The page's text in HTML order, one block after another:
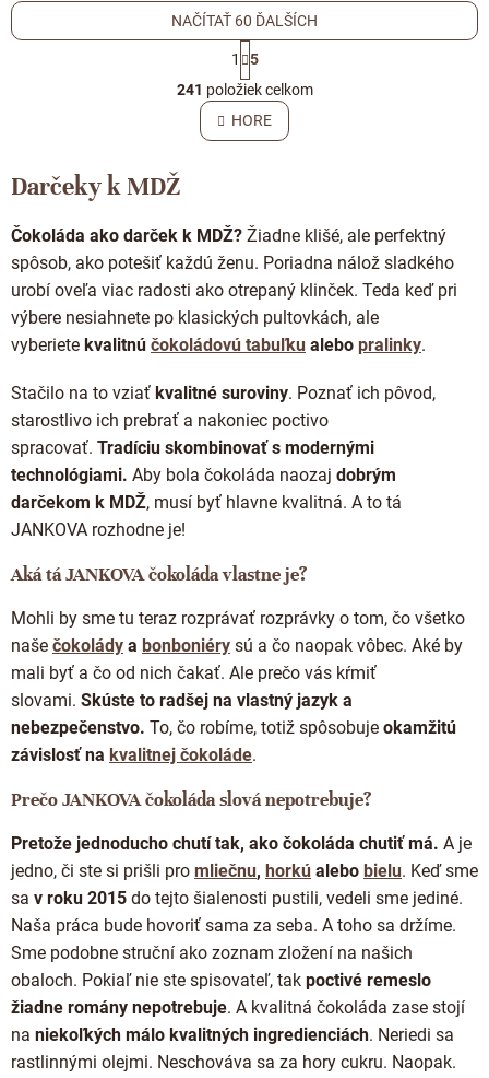
O
v
l
á
i
e
p
r
v
k
y
ý
p
i
s
u
NAČÍTAŤ 60 ĎALŠÍCH
S
t
r
á
n
k
i
1
5
241 položiek celkom
HORE
Darčeky k MDŽ
Čokoláda ako darček k MDŽ? Žiadne klišé, ale perfektný
spôsob, ako potešiť každú ženu. Poriadna nálož sladkého
urobí oveľa viac radosti ako otrepaný klinček. Teda keď pri
výbere nesiahnete po klasických pultovkách, ale
vyberiete kvalitnú čokoládovú tabuľku alebo pralinky.
Stačilo na to vziať kvalitné suroviny. Poznať ich pôvod,
starostlivo ich prebrať a nakoniec poctivo
spracovať. Tradíciu skombinovať s modernými
technológiami. Aby bola čokoláda naozaj dobrým
darčekom k MDŽ, musí byť hlavne kvalitná. A to tá
JANKOVA rozhodne je!
Aká tá JANKOVA čokoláda vlastne je?
Mohli by sme tu teraz rozprávať rozprávky o tom, čo všetko
naše čokolády a bonboniéry sú a čo naopak vôbec. Aké by
mali byť a čo od nich čakať. Ale prečo vás kŕmiť
slovami. Skúste to radšej na vlastný jazyk a
nebezpečenstvo. To, čo robíme, totiž spôsobuje okamžitú
závislosť na kvalitnej čokoláde.
Prečo JANKOVA čokoláda slová nepotrebuje?
Pretože jednoducho chutí tak, ako čokoláda chutiť má. A je
jedno, či ste si prišli pro mliečnu, horkú alebo bielu. Keď sme
sa v roku 2015 do tejto šialenosti pustili, vedeli sme jediné.
Naša práca bude hovoriť sama za seba. A toho sa držíme.
Sme podobne struční ako zoznam zložení na našich
obaloch. Pokiaľ nie ste spisovateľ, tak poctivé remeslo
žiadne romány nepotrebuje. A kvalitná čokoláda zase stojí
na niekoľkých málo kvalitných ingredienciách. Neriedi sa
rastlinnými olejmi. Neschováva sa za hory cukru. Naopak.